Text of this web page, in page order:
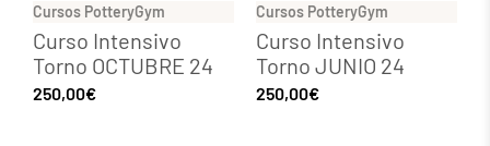
Cursos PotteryGym
Curso Intensivo
Torno OCTUBRE 24
250,00€
Cursos PotteryGym
Curso Intensivo
Torno JUNIO 24
250,00€